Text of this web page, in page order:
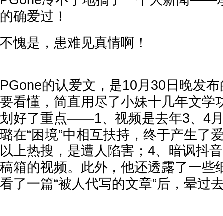
的确爱过！
不愧是，患难见真情啊！
PGone的认爱文，是10月30日晚发
要看懂，简直用尽了小妹十几年文学
划好了重点——1、视频是去年3、4
璐在“困境”中相互扶持，终于产生了
以上热搜，是遭人陷害；4、暗讽抖
稿箱的视频。此外，他还透露了一些
看了一篇“被人代写的文章”后，晕过